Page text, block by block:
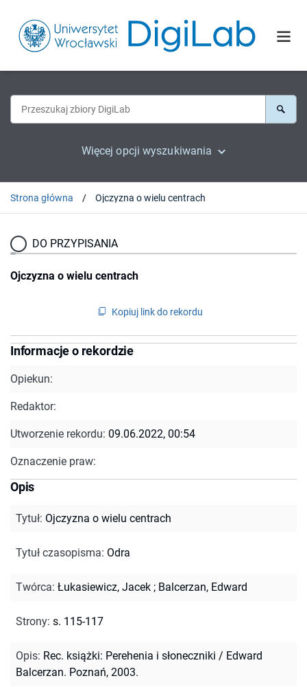
Więcej opcji wyszukiwania
Strona główna Ojczyzna o wielu centrach
DO PRZYPISANIA
Ojczyzna o wielu centrach
Kopiuj link do rekordu
Informacje o rekordzie
Opiekun:
Redaktor:
Utworzenie rekordu: 09.06.2022, 00:54
Oznaczenie praw:
Opis
Tytuł: Ojczyzna o wielu centrach
Tytuł czasopisma: Odra
Twórca: Łukasiewicz, Jacek ; Balcerzan, Edward
Strony: s. 115-117
Opis: Rec. książki: Perehenia i słoneczniki / Edward
Balcerzan. Poznań, 2003.